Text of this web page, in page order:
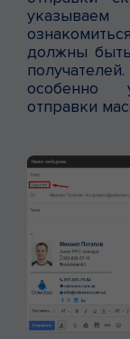
должны
особенно
отправки